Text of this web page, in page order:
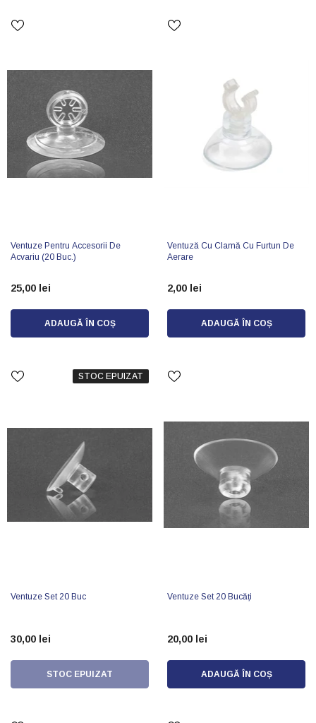
Ventuze Pentru Accesorii De
Acvariu (20 Buc.)
25,00 lei
ADAUGĂ ÎN COȘ
Ventuză Cu Clamă Cu Furtun De
Aerare
2,00 lei
ADAUGĂ ÎN COȘ
STOC EPUIZAT
Ventuze Set 20 Buc
30,00 lei
STOC EPUIZAT
Ventuze Set 20 Bucăți
20,00 lei
ADAUGĂ ÎN COȘ